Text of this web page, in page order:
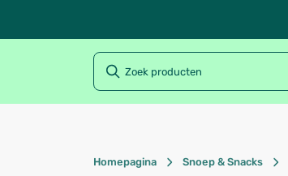
Homepagina Snoep & Snacks